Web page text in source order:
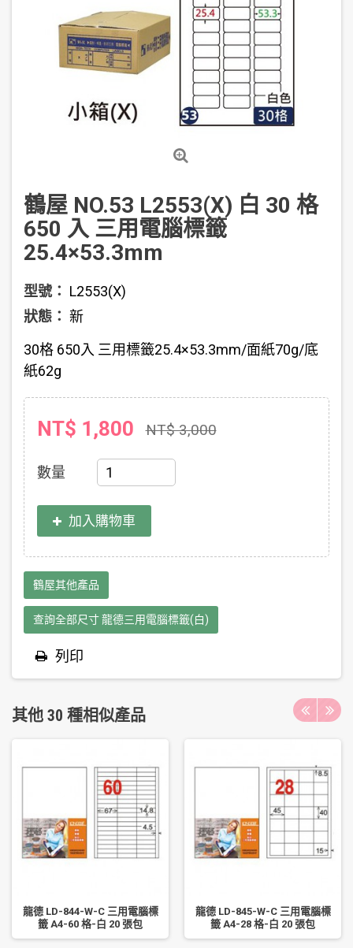
鶴屋 NO.53 L2553(X) 白 30 格
650 入 三用電腦標籤
25.4×53.3mm
型號： L2553(X)
狀態： 新
30格 650入 三用標籤25.4×53.3mm/面紙70g/底
紙62g
NT$ 1,800 NT$ 3,000
數量
加入購物車
鶴屋其他產品
查詢全部尺寸 龍德三用電腦標籤(白)
列印
其他 30 種相似產品
龍德 LD-844-W-C 三用電腦標
籤 A4-60 格-白 20 張包
龍德 LD-845-W-C 三用電腦標
籤 A4-28 格-白 20 張包